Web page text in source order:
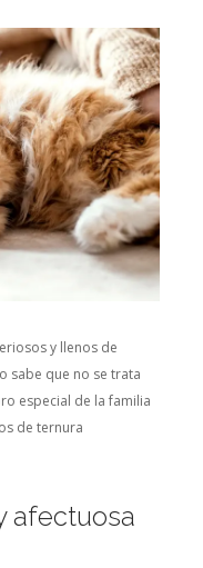
y llenos de
sabe que no se trata
especial de la familia
de ternura
afectuosa